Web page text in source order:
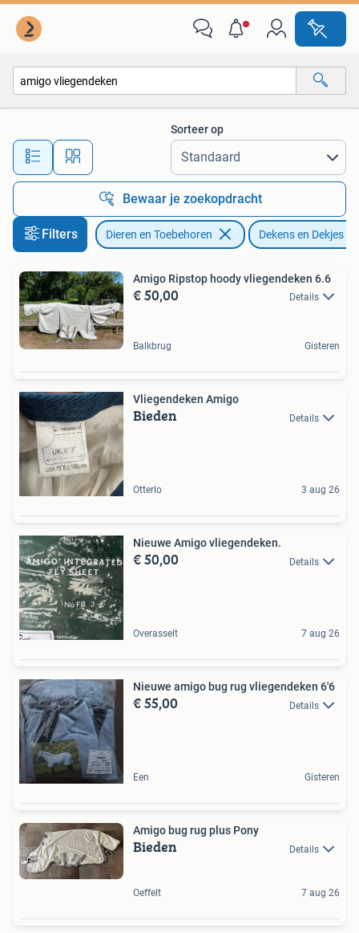
Alle afstanden…
Sorteer op
Bewaar je zoekopdracht
Filters Dieren en Toebehoren Dekens en Dekjes
Amigo Ripstop hoody vliegendeken 6.6
€ 50,00 Details
Balkbrug Gisteren
Vliegendeken Amigo
Bieden Details
Otterlo 3 aug 26
Nieuwe Amigo vliegendeken.
€ 50,00 Details
Overasselt 7 aug 26
Nieuwe amigo bug rug vliegendeken 6'6
€ 55,00 Details
Een Gisteren
Amigo bug rug plus Pony
Bieden Details
Oeffelt 7 aug 26